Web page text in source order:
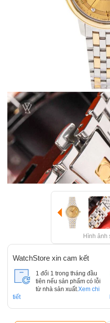
Hình ảnh
WatchStore xin cam kết
1 đổi 1 trong tháng đầu
tiên nếu sản phẩm có lỗi
từ nhà sản xuất. Xem chi
tiết